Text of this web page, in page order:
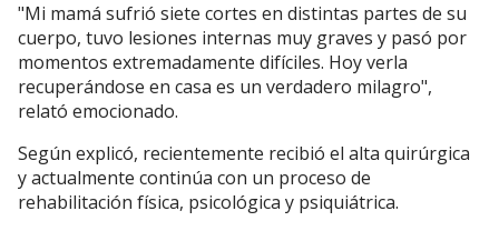
"Mi mamá sufrió siete cortes en distintas partes de su
cuerpo, tuvo lesiones internas muy graves y pasó por
momentos extremadamente difíciles. Hoy verla
recuperándose en casa es un verdadero milagro",
relató emocionado.
Según explicó, recientemente recibió el alta quirúrgica
y actualmente continúa con un proceso de
rehabilitación física, psicológica y psiquiátrica.